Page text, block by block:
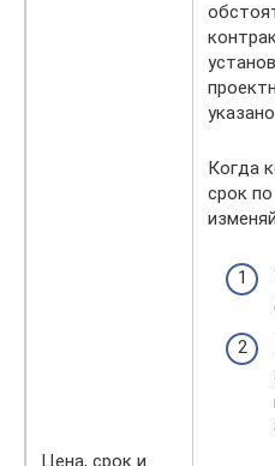
Цена, срок и
Когда
срок